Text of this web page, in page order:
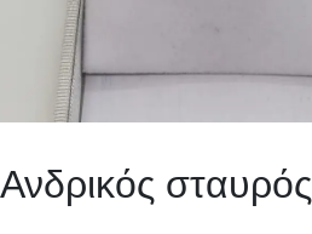
Ανδρικός σταυρός